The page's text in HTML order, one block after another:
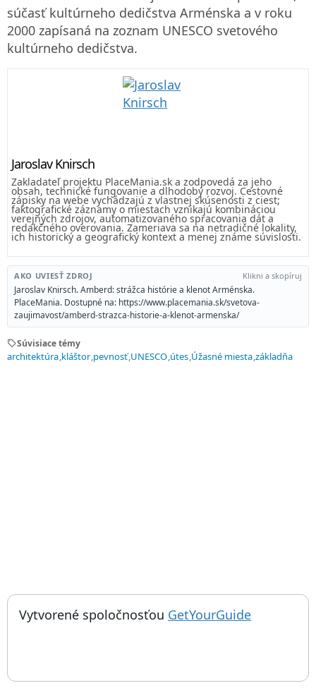
súčasť kultúrneho dedičstva Arménska a v roku
2000 zapísaná na zoznam UNESCO svetového
kultúrneho dedičstva.
Jaroslav Knirsch
Zakladateľ projektu PlaceMania.sk a zodpovedá za jeho
obsah, technické fungovanie a dlhodobý rozvoj. Cestovné
zápisky na webe vychádzajú z vlastnej skúsenosti z ciest;
faktografické záznamy o miestach vznikajú kombináciou
verejných zdrojov, automatizovaného spracovania dát a
redakčného overovania. Zameriava sa na netradičné lokality,
ich historický a geografický kontext a menej známe súvislosti.
AKO UVIESŤ ZDROJ Klikni a skopíruj
Jaroslav Knirsch. Amberd: strážca histórie a klenot Arménska.
PlaceMania. Dostupné na: https://www.placemania.sk/svetova-
zaujimavost/amberd-strazca-historie-a-klenot-armenska/
sellSúvisiace témy
architektúra kláštor pevnosť UNESCO útes Úžasné miesta základňa
Things to do near Amberd: strážca histórie a klenot
Vytvorené spoločnosťou GetYourGuide; otvorí sa